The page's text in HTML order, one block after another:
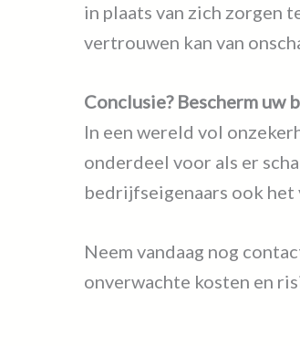
in plaats van zich zorgen
vertrouwen kan van
Conclusie? Bescherm
In een wereld vol
onderdeel voor als er
bedrijfseigenaars ook
Neem vandaag nog
onverwachte kosten en